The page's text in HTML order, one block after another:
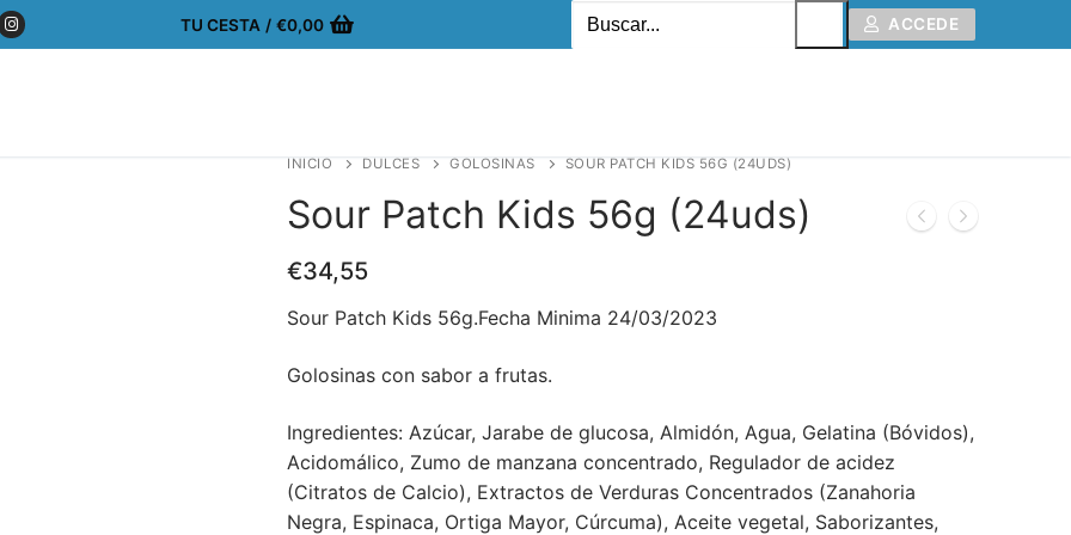
TU CESTA / €0,00
Buscar:
ACCEDE
INICIO DULCES GOLOSINAS SOUR PATCH KIDS 56G (24UDS)
Sour Patch Kids 56g (24uds)
€34,55
Sour Patch Kids 56g.Fecha Minima 24/03/2023
Golosinas con sabor a frutas.
Ingredientes: Azúcar, Jarabe de glucosa, Almidón, Agua, Gelatina (Bóvidos),
Acidomálico, Zumo de manzana concentrado, Regulador de acidez
(Citratos de Calcio), Extractos de Verduras Concentrados (Zanahoria
Negra, Espinaca, Ortiga Mayor, Cúrcuma), Aceite vegetal, Saborizantes,